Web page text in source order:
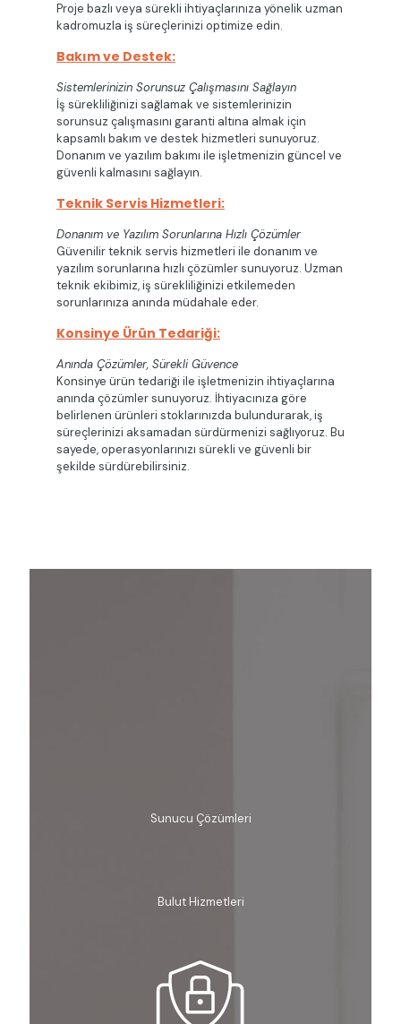
Proje bazlı veya sürekli ihtiyaçlarınıza yönelik uzman
kadromuzla iş süreçlerinizi optimize edin.
Bakım ve Destek:
Sistemlerinizin Sorunsuz Çalışmasını Sağlayın
İş sürekliliğinizi sağlamak ve sistemlerinizin
sorunsuz çalışmasını garanti altına almak için
kapsamlı bakım ve destek hizmetleri sunuyoruz.
Donanım ve yazılım bakımı ile işletmenizin güncel ve
güvenli kalmasını sağlayın.
Teknik Servis Hizmetleri:
Donanım ve Yazılım Sorunlarına Hızlı Çözümler
Güvenilir teknik servis hizmetleri ile donanım ve
yazılım sorunlarına hızlı çözümler sunuyoruz. Uzman
teknik ekibimiz, iş sürekliliğinizi etkilemeden
sorunlarınıza anında müdahale eder.
Konsinye Ürün Tedariği:
Anında Çözümler, Sürekli Güvence
Konsinye ürün tedariği ile işletmenizin ihtiyaçlarına
anında çözümler sunuyoruz. İhtiyacınıza göre
belirlenen ürünleri stoklarınızda bulundurarak, iş
süreçlerinizi aksamadan sürdürmenizi sağlıyoruz. Bu
sayede, operasyonlarınızı sürekli ve güvenli bir
şekilde sürdürebilirsiniz.
Sunucu Çözümleri
Bulut Hizmetleri